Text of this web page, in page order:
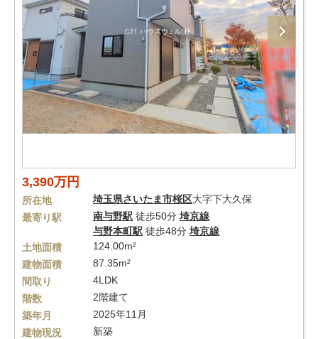
3,390万円
所在地 埼玉県さいたま市桜区大字下大久保
最寄り駅
南与野駅 徒歩50分 埼京線
与野本町駅 徒歩48分 埼京線
土地面積
124.00m²
建物面積
87.35m²
間取り
4LDK
階数
2階建て
築年月
2025年11月
建物現況
新築